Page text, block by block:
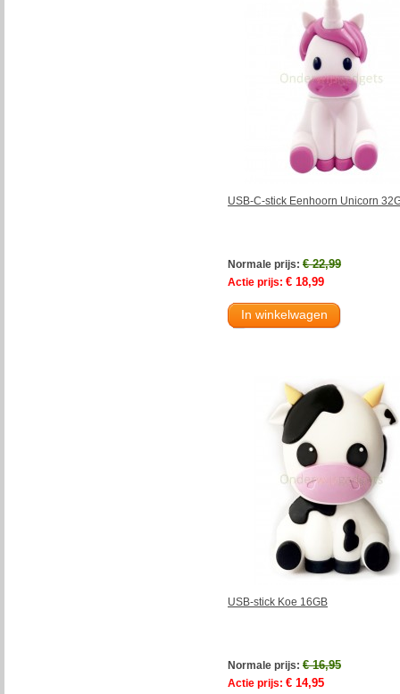
USB-C-stick Eenhoorn Unicorn
Normale prijs: € 22,99
Actie prijs: € 18,99
In winkelwagen
USB-stick Koe 16GB
Normale prijs: € 16,95
Actie prijs: € 14,95